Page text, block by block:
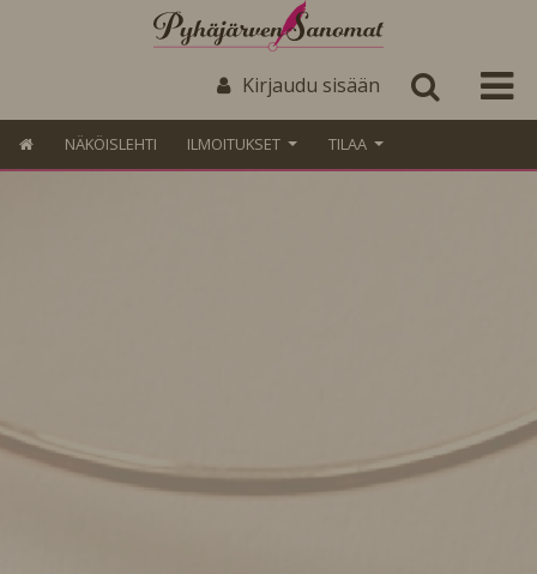
Kirjaudu sisään
NÄKÖISLEHTI ILMOITUKSET TILAA